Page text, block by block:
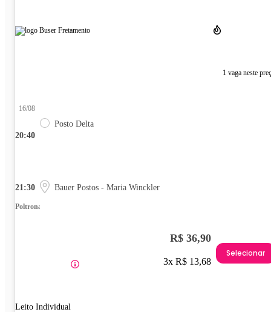
1 vaga neste
20:40
16/08
Posto Delta
21:30 Bauer Postos - Maria Winckler
Poltrona
Leito Individual
R$ 36,90
3x R$ 13,68
Selecionar